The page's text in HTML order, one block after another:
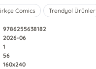
Comics Trendyol Ürünler
9786255638182
2026-06
1
56
160x240